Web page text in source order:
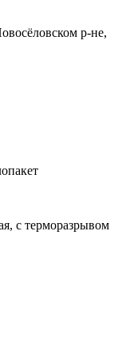
р-не,
с терморазрывом